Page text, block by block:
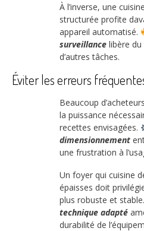
À l’inverse, une
structurée profite
appareil automatisé.
surveillance libère
d’autres tâches.
Éviter les erreurs
Beaucoup
la puissance
recettes envisagées.
dimensionnement
une frustration à
Un foyer qui cuisine
épaisses doit
plus robuste et stable.
technique adapté
durabilité de